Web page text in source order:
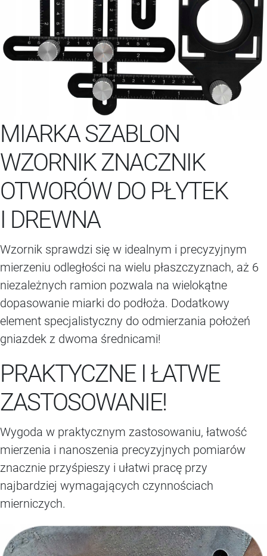
MIARKA SZABLON
WZORNIK ZNACZNIK
OTWORÓW DO PŁYTEK
I DREWNA
Wzornik sprawdzi się w idealnym i precyzyjnym
mierzeniu odległości na wielu płaszczyznach, aż 6
niezależnych ramion pozwala na wielokątne
dopasowanie miarki do podłoża. Dodatkowy
element specjalistyczny do odmierzania położeń
gniazdek z dwoma średnicami!
PRAKTYCZNE I ŁATWE
ZASTOSOWANIE!
Wygoda w praktycznym zastosowaniu, łatwość
mierzenia i nanoszenia precyzyjnych pomiarów
znacznie przyśpieszy i ułatwi pracę przy
najbardziej wymagających czynnościach
mierniczych.